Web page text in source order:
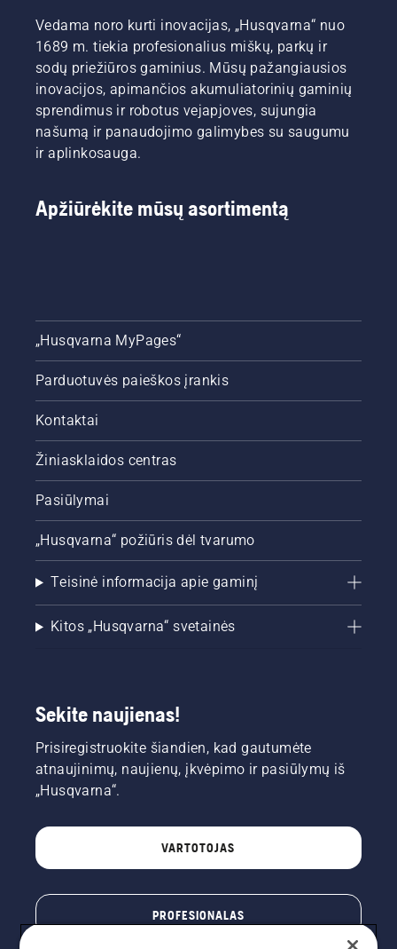
Vedama noro kurti inovacijas, „Husqvarna“ nuo
1689 m. tiekia profesionalius miškų, parkų ir
sodų priežiūros gaminius. Mūsų pažangiausios
inovacijos, apimančios akumuliatorinių gaminių
sprendimus ir robotus vejapjoves, sujungia
našumą ir panaudojimo galimybes su saugumu
ir aplinkosauga.
Apžiūrėkite mūsų asortimentą
„Husqvarna MyPages“
Parduotuvės paieškos įrankis
Kontaktai
Žiniasklaidos centras
Pasiūlymai
„Husqvarna“ požiūris dėl tvarumo
Teisinė informacija apie gaminį
Kitos „Husqvarna“ svetainės
Sekite naujienas!
Prisiregistruokite šiandien, kad gautumėte
atnaujinimų, naujienų, įkvėpimo ir pasiūlymų iš
„Husqvarna“.
VARTOTOJAS
PROFESIONALAS